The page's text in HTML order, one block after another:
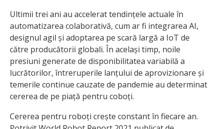
Ultimii trei ani au accelerat tendințele actuale în
automatizarea colaborativă, cum ar fi integrarea AI,
designul agil și adoptarea pe scară largă a IoT de
către producătorii globali. În același timp, noile
presiuni generate de disponibilitatea variabilă a
lucrătorilor, întreruperile lanțului de aprovizionare și
temerile continue cauzate de pandemie au determinat
cererea de pe piață pentru coboți.
Cererea pentru roboți crește constant în fiecare an.